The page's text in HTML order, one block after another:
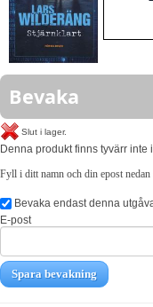
Bevaka
Slut i lager.
Denna produkt finns tyvärr inte
Fyll i ditt namn och din epost
Bevaka endast denna
E-post
Spara bevakning